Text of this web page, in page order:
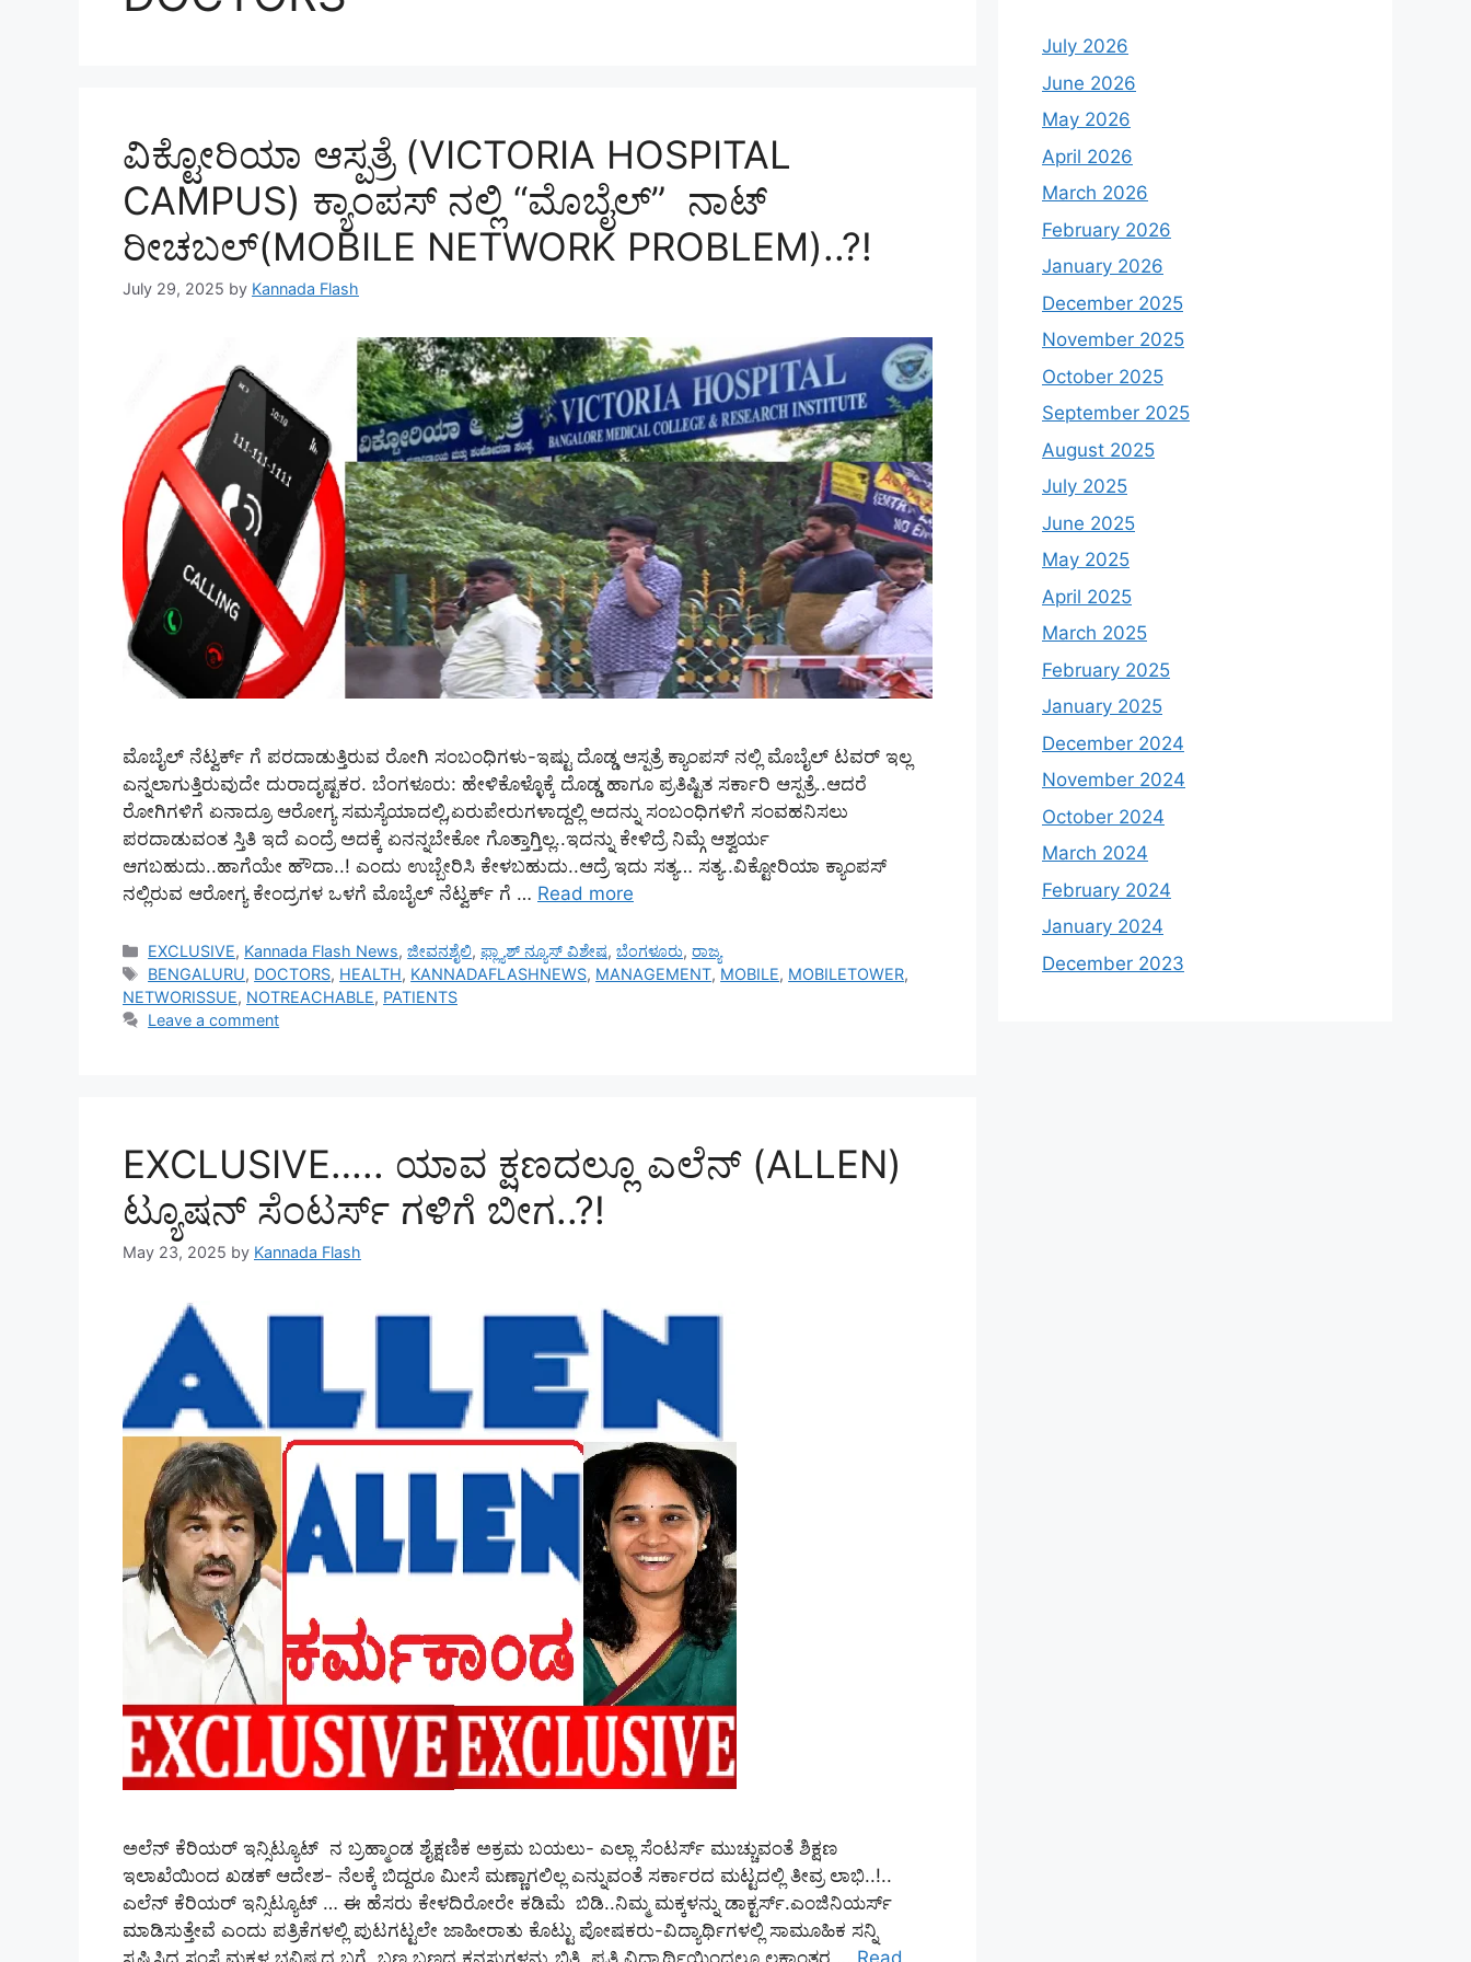
ವಿಕ್ಟೋರಿಯಾ ಆಸ್ಪತ್ರೆ (VICTORIA HOSPITAL
CAMPUS) ಕ್ಯಾಂಪಸ್ ನಲ್ಲಿ “ಮೊಬೈಲ್” ನಾಟ್
ರೀಚಬಲ್(MOBILE NETWORK PROBLEM)..?!
July 29, 2025 by Kannada Flash
ಮೊಬೈಲ್ ನೆಟ್ವರ್ಕ್ ಗೆ ಪರದಾಡುತ್ತಿರುವ ರೋಗಿ ಸಂಬಂಧಿಗಳು-ಇಷ್ಟು ದೊಡ್ಡ ಆಸ್ಪತ್ರೆ ಕ್ಯಾಂಪಸ್ ನಲ್ಲಿ ಮೊಬೈಲ್ ಟವರ್ ಇಲ್ಲ
ಎನ್ನಲಾಗುತ್ತಿರುವುದೇ ದುರಾದೃಷ್ಟಕರ. ಬೆಂಗಳೂರು: ಹೇಳಿಕೊಳ್ಳೊಕ್ಕೆ ದೊಡ್ಡ ಹಾಗೂ ಪ್ರತಿಷ್ಟಿತ ಸರ್ಕಾರಿ ಆಸ್ಪತ್ರೆ..ಆದರೆ
ರೋಗಿಗಳಿಗೆ ಏನಾದ್ರೂ ಆರೋಗ್ಯ ಸಮಸ್ಯೆಯಾದಲ್ಲಿ,ಏರುಪೇರುಗಳಾದ್ದಲ್ಲಿ ಅದನ್ನು ಸಂಬಂಧಿಗಳಿಗೆ ಸಂವಹನಿಸಲು
ಪರದಾಡುವಂತ ಸ್ತಿತಿ ಇದೆ ಎಂದ್ರೆ ಅದಕ್ಕೆ ಏನನ್ನಬೇಕೋ ಗೊತ್ತಾಗ್ತಿಲ್ಲ..ಇದನ್ನು ಕೇಳಿದ್ರೆ ನಿಮ್ಗೆ ಆಶ್ವರ್ಯ
ಆಗಬಹುದು..ಹಾಗೆಯೇ ಹೌದಾ..! ಎಂದು ಉಬ್ಬೇರಿಸಿ ಕೇಳಬಹುದು..ಆದ್ರೆ ಇದು ಸತ್ಯ… ಸತ್ಯ..ವಿಕ್ಟೋರಿಯಾ ಕ್ಯಾಂಪಸ್
ನಲ್ಲಿರುವ ಆರೋಗ್ಯ ಕೇಂದ್ರಗಳ ಒಳಗೆ ಮೊಬೈಲ್ ನೆಟ್ವರ್ಕ್ ಗೆ … Read more
Categories
EXCLUSIVE, Kannada Flash News,ಜೀವನಶೈಲಿ,ಫ್ಲ್ಯಾಶ್ ನ್ಯೂಸ್ ವಿಶೇಷ,ಬೆಂಗಳೂರು,ರಾಜ್ಯ
Tags
BENGALURU, DOCTORS, HEALTH, KANNADAFLASHNEWS, MANAGEMENT, MOBILE, MOBILETOWER,
NETWORISSUE, NOTREACHABLE, PATIENTS
Leave a comment
EXCLUSIVE….. ಯಾವ ಕ್ಷಣದಲ್ಲೂ ಎಲೆನ್‌ (ALLEN)
ಟ್ಯೂಷನ್‌ ಸೆಂಟರ್ಸ್‌ ಗಳಿಗೆ ಬೀಗ..?!
May 23, 2025 by Kannada Flash
ಅಲೆನ್‌ ಕೆರಿಯರ್‌ ಇನ್ಸಿಟ್ಯೂಟ್‌ ನ ಬ್ರಹ್ಮಾಂಡ ಶೈಕ್ಷಣಿಕ ಅಕ್ರಮ ಬಯಲು- ಎಲ್ಲಾ ಸೆಂಟರ್ಸ್‌ ಮುಚ್ಚುವಂತೆ ಶಿಕ್ಷಣ
ಇಲಾಖೆಯಿಂದ ಖಡಕ್‌ ಆದೇಶ- ನೆಲಕ್ಕೆ ಬಿದ್ದರೂ ಮೀಸೆ ಮಣ್ಣಾಗಲಿಲ್ಲ ಎನ್ನುವಂತೆ ಸರ್ಕಾರದ ಮಟ್ಟದಲ್ಲಿ ತೀವ್ರ ಲಾಭಿ..!..
ಎಲೆನ್ ಕೆರಿಯರ್ ಇನ್ಸಿಟ್ಯೂಟ್ … ಈ ಹೆಸರು ಕೇಳದಿರೋರೇ ಕಡಿಮೆ ಬಿಡಿ..ನಿಮ್ಮ ಮಕ್ಕಳನ್ನು ಡಾಕ್ಟರ್ಸ್.ಎಂಜಿನಿಯರ್ಸ್‌
ಮಾಡಿಸುತ್ತೇವೆ ಎಂದು ಪತ್ರಿಕೆಗಳಲ್ಲಿ ಪುಟಗಟ್ಟಲೇ ಜಾಹೀರಾತು ಕೊಟ್ಟು ಪೋಷಕರು-ವಿದ್ಯಾರ್ಥಿಗಳಲ್ಲಿ ಸಾಮೂಹಿಕ ಸನ್ನಿ
July 2026
June 2026
May 2026
April 2026
March 2026
February 2026
January 2026
December 2025
November 2025
October 2025
September 2025
August 2025
July 2025
June 2025
May 2025
April 2025
March 2025
February 2025
January 2025
December 2024
November 2024
October 2024
March 2024
February 2024
January 2024
December 2023